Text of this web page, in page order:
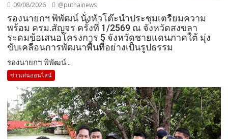
09/08/2026 @puthainews
รองนายกฯ พิพัฒน์ นั่งหัวโต๊ะนำประชุมเตรียมความ
พร้อม ครม.สัญจร ครั้งที่ 1/2569 ณ จังหวัดสงขลา
ระดมข้อเสนอโครงการ 5 จังหวัดชายแดนภาคใต้ มุ่ง
ขับเคลื่อนการพัฒนาพื้นที่อย่างเป็นรูปธรรม
รองนายกฯ พิพัฒน์...
ข่าวเด่นออนไลน์